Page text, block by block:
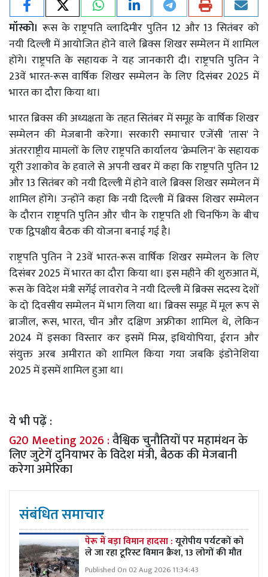
मॉस्को। रूस के राष्ट्रपति व्लादिमीर पुतिन 12 और 13 सितंबर को
नयी दिल्ली में आयोजित होने वाले ब्रिक्स शिखर सम्मेलन में शामिल
होंगे। राष्ट्रपति के सहायक ने यह जानकारी दी। राष्ट्रपति पुतिन ने
23वें भारत-रूस वार्षिक शिखर सम्मेलन के लिए दिसंबर 2025 में
भारत का दौरा किया था।
भारत ब्रिक्स की अध्यक्षता के तहत सितंबर में समूह के वार्षिक शिखर
सम्मेलन की मेजबानी करेगा। सरकारी समाचार एजेंसी 'तास' ने
अंतरराष्ट्रीय मामलों के लिए राष्ट्रपति कार्यालय 'क्रेमलिन' के सहायक
यूरी उशाकोव के हवाले से अपनी खबर में कहा कि राष्ट्रपति पुतिन 12
और 13 सितंबर को नयी दिल्ली में होने वाले ब्रिक्स शिखर सम्मेलन में
शामिल होंगे। उन्होंने कहा कि नयी दिल्ली में ब्रिक्स शिखर सम्मेलन
के दौरान राष्ट्रपति पुतिन और चीन के राष्ट्रपति शी चिनफिंग के बीच
एक द्विपक्षीय बैठक की योजना बनाई गई है।
राष्ट्रपति पुतिन ने 23वें भारत-रूस वार्षिक शिखर सम्मेलन के लिए
दिसंबर 2025 में भारत का दौरा किया था। इस महीने की शुरुआत में,
रूस के विदेश मंत्री सर्गेई लावरोव ने नयी दिल्ली में ब्रिक्स सदस्य देशों
के दो दिवसीय सम्मेलन में भाग लिया था। ब्रिक्स समूह में मूल रूप से
ब्राजील, रूस, भारत, चीन और दक्षिण अफ्रीका शामिल थे, लेकिन
2024 में इसका विस्तार कर इसमें मिस्र, इथियोपिया, ईरान और
संयुक्त अरब अमीरात को शामिल किया गया जबकि इंडोनेशिया
2025 में इसमें शामिल हुआ था।
ये भी पढ़ें :
G20 Meeting 2026 :वैश्विक चुनौतियों पर महामंथन के
लिए जुटेगें दुनियाभर के विदेश मंत्री, बैठक की मेजबानी
करेगा अमेरिका
संबंधित समाचार
पेरू में बड़ा विमान हादसा :यूरोपीय पर्यटकों को
ले जा रहा टूरिस्ट विमान क्रैश, 13 लोगों की मौत
Published On 02 Aug 2026 11:34:43